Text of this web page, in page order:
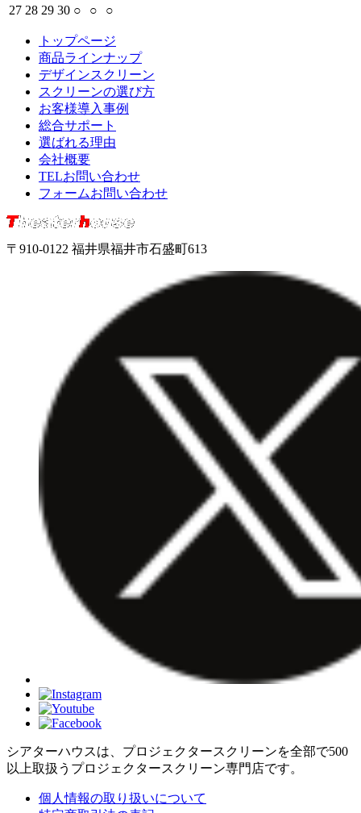
27 28 29 30 ○ ○ ○
トップページ
商品ラインナップ
デザインスクリーン
スクリーンの選び方
お客様導入事例
総合サポート
選ばれる理由
会社概要
TELお問い合わせ
フォームお問い合わせ
〒910-0122 福井県福井市石盛町613
シアターハウスは、プロジェクタースクリーンを全部で500
以上取扱うプロジェクタースクリーン専門店です。
個人情報の取り扱いについて